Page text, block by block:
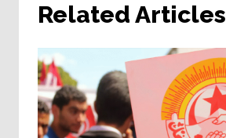
Related Articles